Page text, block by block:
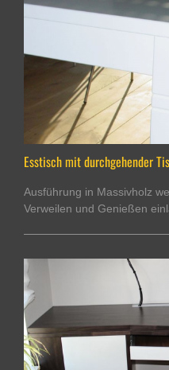
Esstisch mit durchgehender
Ausführung in Massivholz
Verweilen und Genießen